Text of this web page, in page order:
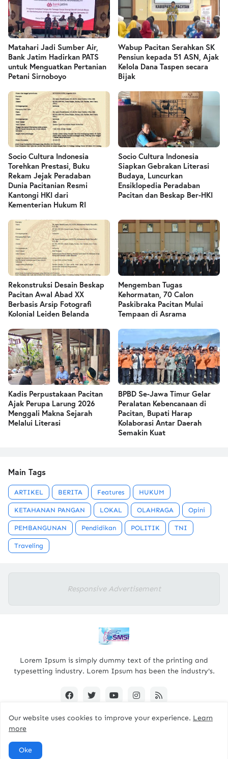
Matahari Jadi Sumber Air,
Bank Jatim Hadirkan PATS
untuk Menguatkan Pertanian
Petani Sirnoboyo
Wabup Pacitan Serahkan SK
Pensiun kepada 51 ASN, Ajak
Kelola Dana Taspen secara
Bijak
Socio Cultura Indonesia
Torehkan Prestasi, Buku
Rekam Jejak Peradaban
Dunia Pacitanian Resmi
Kantongi HKI dari
Kementerian Hukum RI
Socio Cultura Indonesia
Siapkan Gebrakan Literasi
Budaya, Luncurkan
Ensiklopedia Peradaban
Pacitan dan Beskap Ber-HKI
Rekonstruksi Desain Beskap
Pacitan Awal Abad XX
Berbasis Arsip Fotografi
Kolonial Leiden Belanda
Mengemban Tugas
Kehormatan, 70 Calon
Paskibraka Pacitan Mulai
Tempaan di Asrama
Kadis Perpustakaan Pacitan
Ajak Perupa Larung 2026
Menggali Makna Sejarah
Melalui Literasi
BPBD Se-Jawa Timur Gelar
Peralatan Kebencanaan di
Pacitan, Bupati Harap
Kolaborasi Antar Daerah
Semakin Kuat
Main Tags
ARTIKEL BERITA Features HUKUM
KETAHANAN PANGAN LOKAL OLAHRAGA Opini
PEMBANGUNAN Pendidikan POLITIK TNI
Traveling
Responsive Advertisement
Lorem Ipsum is simply dummy text of the printing and
typesetting industry. Lorem Ipsum has been the industry's.
Our website uses cookies to improve your experience. Learn
more
Oke